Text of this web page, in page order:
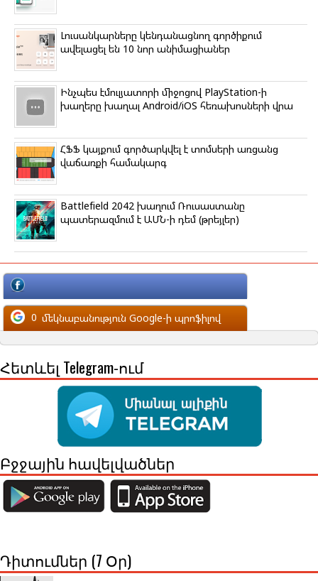
Լուսանկարները կենդանացնող գործիքում
ավելացել են 10 նոր անիմացիաներ
Ինչպես էմուլյատորի միջոցով PlayStation-ի
խաղերը խաղալ Android/iOS հեռախոսների վրա
ՀՖՖ կայքում գործարկվել է տոմսերի առցանց
վաճառքի համակարգ
Battlefield 2042 խաղում Ռուսաստանը
պատերազմում է ԱՄՆ-ի դեմ (թրեյլեր)
մեկնաբանություն Facebook-ի պրոֆիլով
0 մեկնաբանություն Google-ի պրոֆիլով
Հետևել Telegram-ում
Բջջային հավելվածներ
Դիտումներ (7 Օր)